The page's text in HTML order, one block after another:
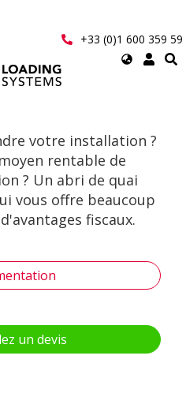
+33 (0)1 600 359 59
Select
votre installation ?
rentable de
? Un abri de quai
vous offre beaucoup
fiscaux.
un devis